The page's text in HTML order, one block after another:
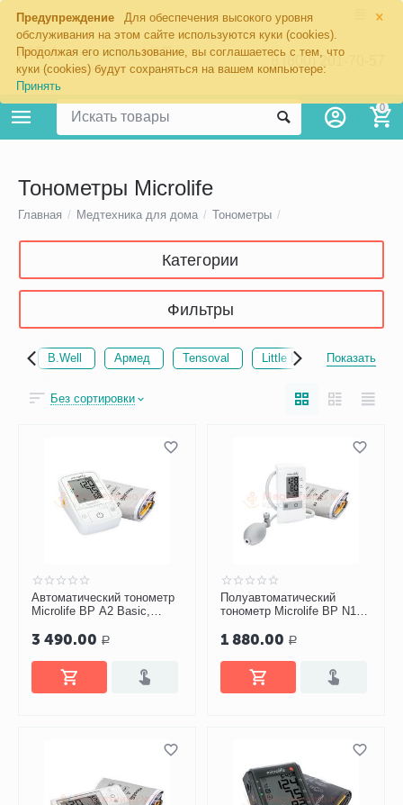
×
Предупреждение
Для обеспечения высокого уровня
обслуживания на этом сайте используются куки (cookies).
Продолжая его использование, вы соглашаетесь с тем, что
куки (cookies) будут сохраняться на вашем компьютере:
Принять
8 (800) 201-70-57
0
Тонометры Microlife
Главная / Медтехника для дома / Тонометры /
Категории
Фильтры
B.Well Армед Tensoval Little Doctor Показать
Без сортировки
Автоматический тонометр
Microlife BP A2 Basic,
3 490.00 Р
Полуавтоматический
тонометр Microlife BP N1
1 880.00 Р